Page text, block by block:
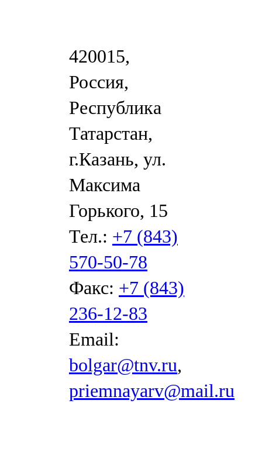
420015,
Россия,
Республика
Татарстан,
г.Казань, ул.
Максима
Горького, 15
Тел.: +7 (843)
570-50-78
Факс: +7 (843)
236-12-83
Email:
bolgar@tnv.ru,
priemnayarv@mail.ru